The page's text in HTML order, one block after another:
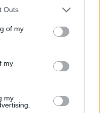
one or more Google
You may click to
its third-party tags to
in below Google
Outs
of my
my
my
nuevo tráiler y
con Pau Gasol
imágenes con
de juego